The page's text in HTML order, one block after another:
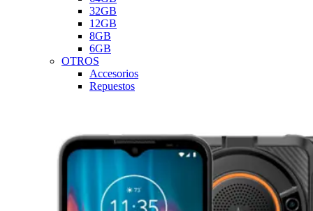
32GB
12GB
8GB
6GB
OTROS
Accesorios
Repuestos